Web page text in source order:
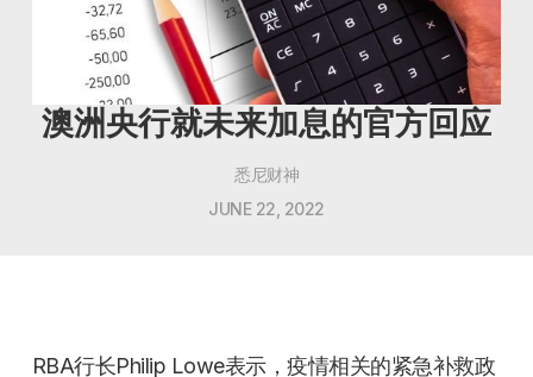
澳洲央行就未来加息的官方回应
悉尼财神
JUNE 22, 2022
RBA行长Philip Lowe表示，疫情相关的紧急补救政